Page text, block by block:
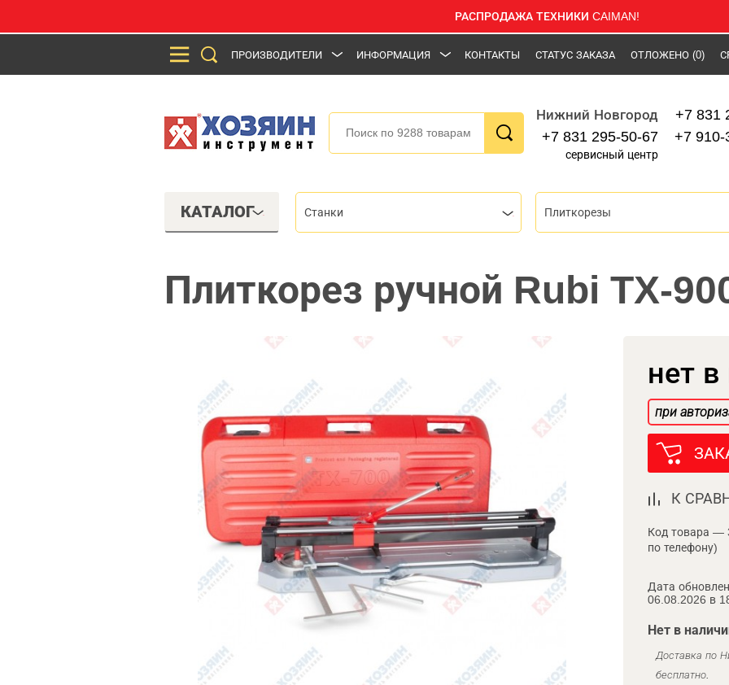
РАСПРОДАЖА ТЕХНИКИ CAIMAN!
ПРОИЗВОДИТЕЛИ ИНФОРМАЦИЯ КОНТАКТЫ СТАТУС ЗАКАЗА ОТЛОЖЕНО (0)
Нижний Новгород
+7 831 295-50-67
сервисный центр
+7 831
+7 910-
КАТАЛОГ Станки Плиткорезы
Плиткорез ручной Rubi TX-
нет
при
К
Код товара —
по телефону)
Дата
06.08.2026 в
Нет в
Доставка по
бесплатно.